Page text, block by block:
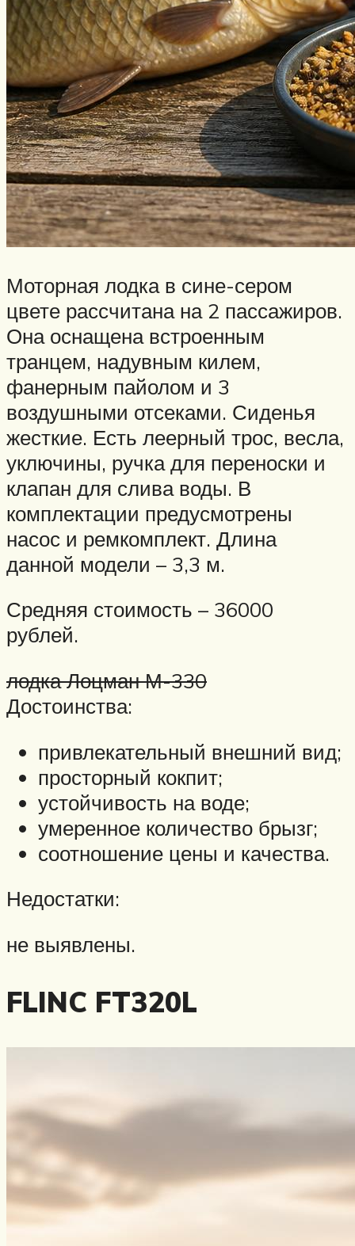
Моторная лодка в сине-сером
цвете рассчитана на 2 пассажиров.
Она оснащена встроенным
транцем, надувным килем,
фанерным пайолом и 3
воздушными отсеками. Сиденья
жесткие. Есть леерный трос, весла,
уключины, ручка для переноски и
клапан для слива воды. В
комплектации предусмотрены
насос и ремкомплект. Длина
данной модели – 3,3 м.
Средняя стоимость – 36000
рублей.
лодка Лоцман М-330
Достоинства:
привлекательный внешний вид;
просторный кокпит;
устойчивость на воде;
умеренное количество брызг;
соотношение цены и качества.
Недостатки:
не выявлены.
FLINC FT320L